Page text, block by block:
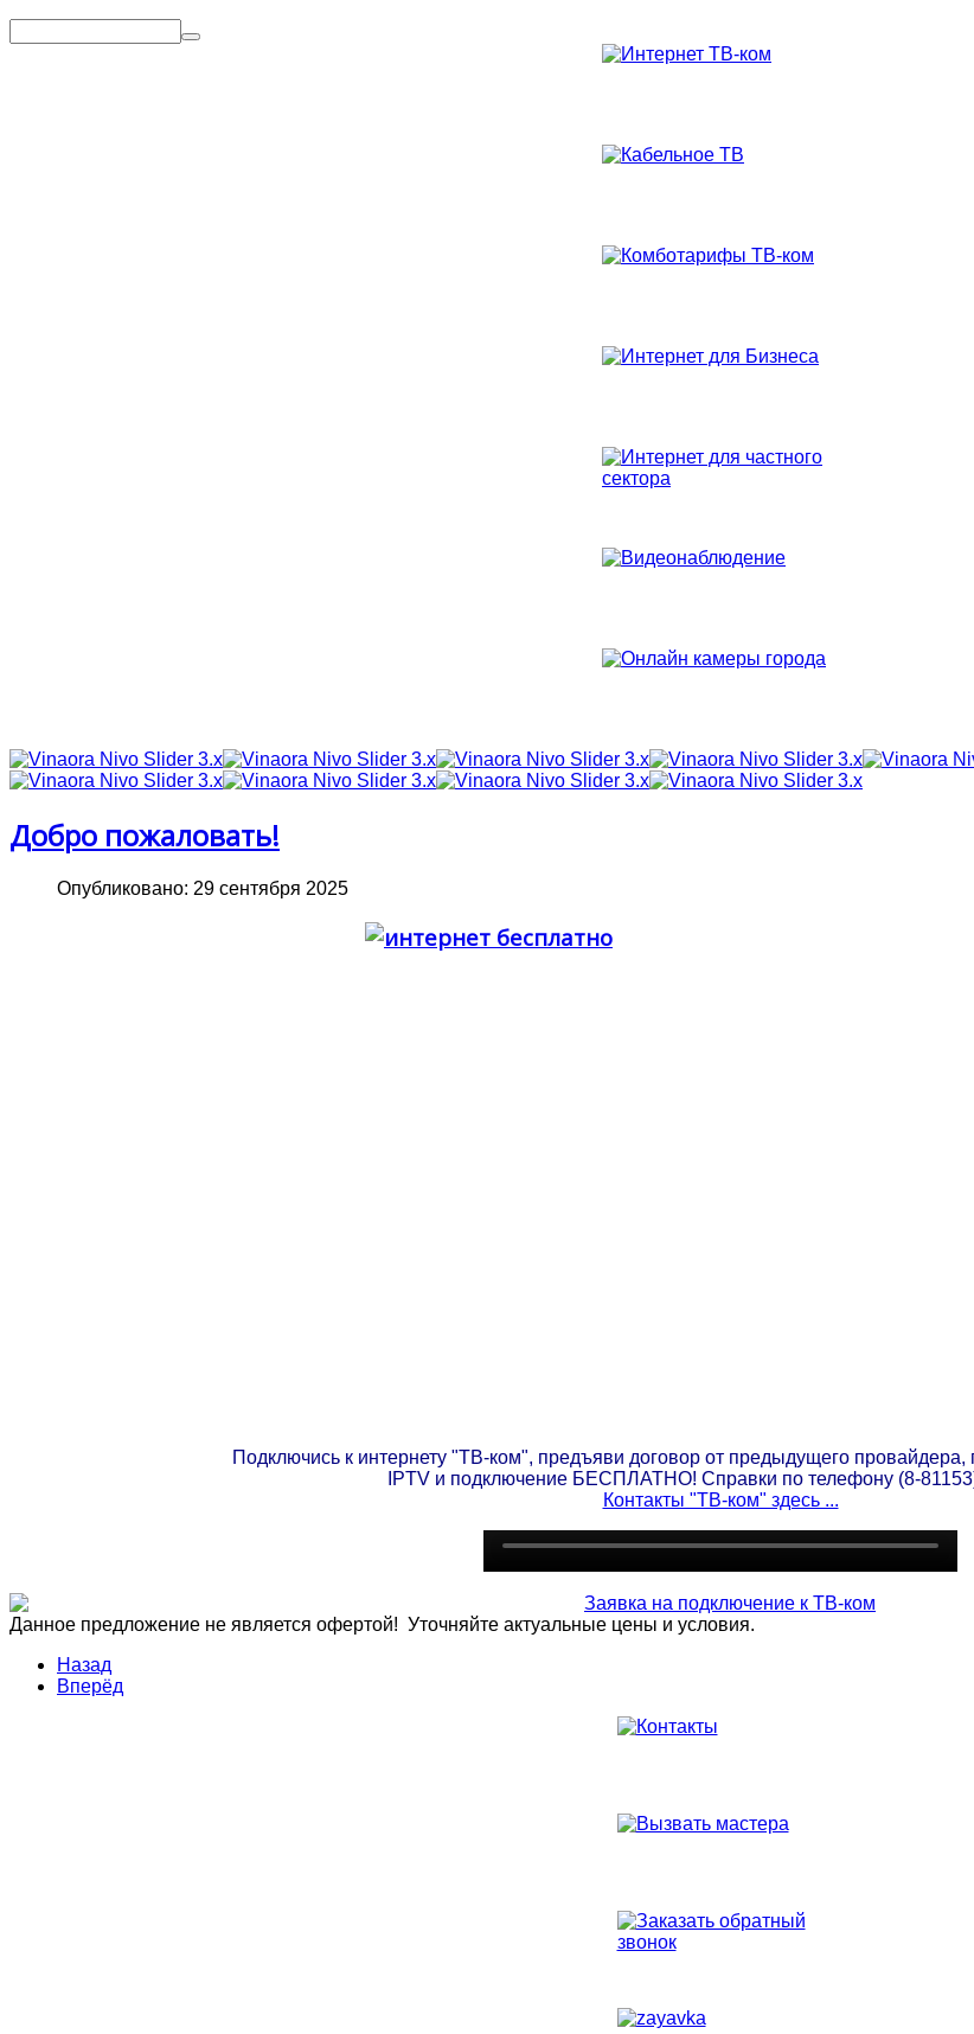
Добро пожаловать!
Опубликовано: 29 сентября 2025
Подключись к интернету "ТВ-ком", предъяви договор от предыдущего провайдера,
IPTV и подключение БЕСПЛАТНО! Справки по телефону (8-
Контакты "ТВ-ком" здесь ...
Данное предложение не является офертой! Уточняйте актуальные цены и условия.
Назад
Вперёд